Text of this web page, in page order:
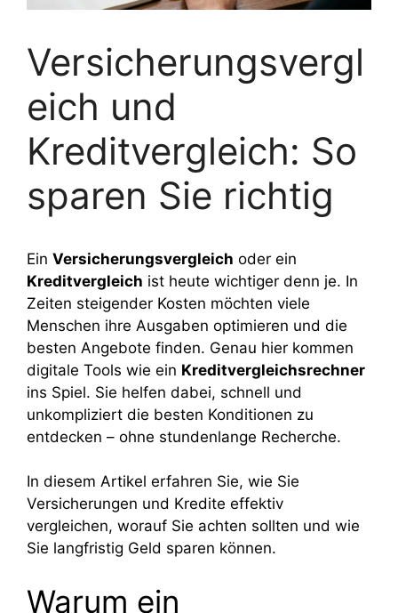
Versicherungsvergl
eich und
Kreditvergleich: So
sparen Sie richtig
Ein Versicherungsvergleich oder ein
Kreditvergleich ist heute wichtiger denn je. In
Zeiten steigender Kosten möchten viele
Menschen ihre Ausgaben optimieren und die
besten Angebote finden. Genau hier kommen
digitale Tools wie ein Kreditvergleichsrechner
ins Spiel. Sie helfen dabei, schnell und
unkompliziert die besten Konditionen zu
entdecken – ohne stundenlange Recherche.
In diesem Artikel erfahren Sie, wie Sie
Versicherungen und Kredite effektiv
vergleichen, worauf Sie achten sollten und wie
Sie langfristig Geld sparen können.
Warum ein